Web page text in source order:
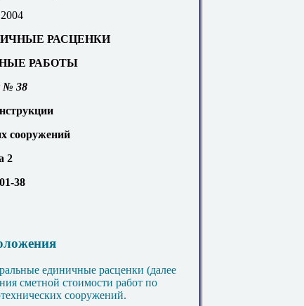
РАСЦЕНКИ
РАБОТЫ
№ 38
сооружений
2
-38
единичные расценки (далее
сметной стоимости работ по
сооружений.